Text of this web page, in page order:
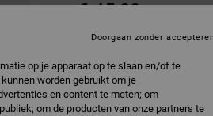
€ 45,00
Betaal 3 x € 15,00, zonder
KLEURSunshine
op je apparaat op te slaan en/of te
worden gebruikt om je
en content te meten; om
om de producten van onze partners te
Doorgaan zonder